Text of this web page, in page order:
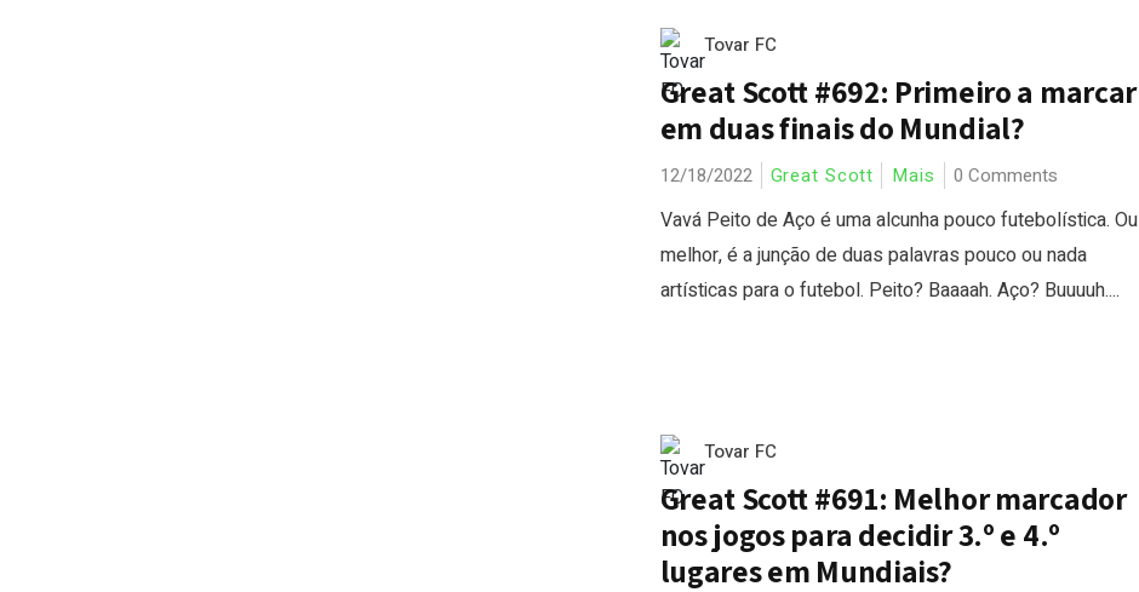
Tovar FC
Great Scott #692: Primeiro a marcar
em duas finais do Mundial?
12/18/2022 Great Scott Mais 0 Comments
Vavá Peito de Aço é uma alcunha pouco futebolística. Ou
melhor, é a junção de duas palavras pouco ou nada
artísticas para o futebol. Peito? Baaaah. Aço? Buuuuh....
Tovar FC
Great Scott #691: Melhor marcador
nos jogos para decidir 3.º e 4.º
lugares em Mundiais?